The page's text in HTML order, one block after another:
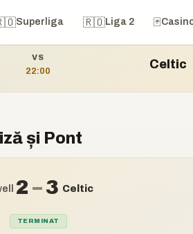
Superliga 🇷🇴Liga 2 🃏
VS
22:00 Celtic
și Pont
2 –3 Celtic
TERMINAT